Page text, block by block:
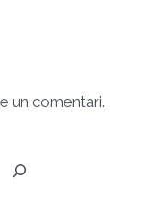
un comentari.